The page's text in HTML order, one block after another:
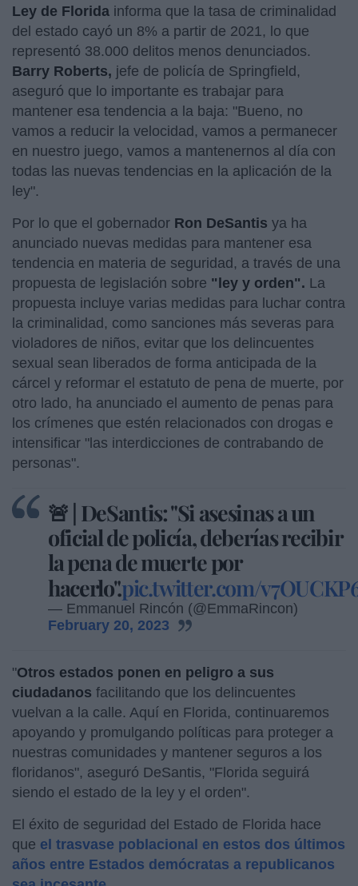
Ley de Florida informa que la tasa de criminalidad
del estado cayó un 8% a partir de 2021, lo que
representó 38.000 delitos menos denunciados.
Barry Roberts, jefe de policía de Springfield,
aseguró que lo importante es trabajar para
mantener esa tendencia a la baja: "Bueno, no
vamos a reducir la velocidad, vamos a permanecer
en nuestro juego, vamos a mantenernos al día con
todas las nuevas tendencias en la aplicación de la
ley".
Por lo que el gobernador Ron DeSantis ya ha
anunciado nuevas medidas para mantener esa
tendencia en materia de seguridad, a través de una
propuesta de legislación sobre "ley y orden". La
propuesta incluye varias medidas para luchar contra
la criminalidad, como sanciones más severas para
violadores de niños, evitar que los delincuentes
sexual sean liberados de forma anticipada de la
cárcel y reformar el estatuto de pena de muerte, por
otro lado, ha anunciado el aumento de penas para
los crímenes que estén relacionados con drogas e
intensificar "las interdicciones de contrabando de
personas".
🚨 | DeSantis: "Si asesinas a un
oficial de policía, deberías recibir
la pena de muerte por
hacerlo".pic.twitter.com/
— Emmanuel Rincón (@EmmaRincon)
February 20, 2023
"Otros estados ponen en peligro a sus
ciudadanos facilitando que los delincuentes
vuelvan a la calle. Aquí en Florida, continuaremos
apoyando y promulgando políticas para proteger a
nuestras comunidades y mantener seguros a los
floridanos", aseguró DeSantis, "Florida seguirá
siendo el estado de la ley y el orden".
El éxito de seguridad del Estado de Florida hace
que el trasvase poblacional en estos dos últimos
años entre Estados demócratas a republicanos